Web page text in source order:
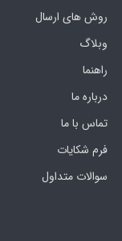
روش های ارسال
وبلاگ
راهنما
درباره ما
تماس با ما
فرم‌ شکایات
سوالات متداول